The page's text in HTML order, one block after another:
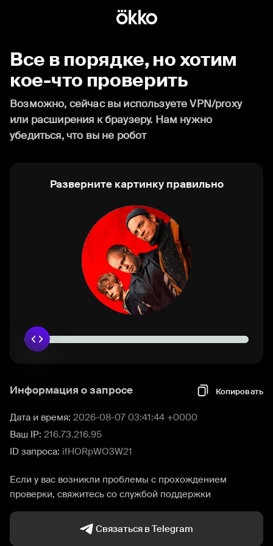
Все в порядке, но хотим
кое-что проверить
Возможно, сейчас вы используете VPN/proxy
или расширения к браузеру. Нам нужно
убедиться, что вы не робот
Разверните картинку правильно
Информация о запросе Копировать
Дата и время: 2026-08-07 03:41:44 +0000
Ваш IP: 216.73.216.95
ID запроса: ifHORpWO3W21
Если у вас возникли проблемы с прохождением
проверки, свяжитесь со службой поддержки
Связаться в Telegram